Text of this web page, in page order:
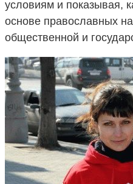
условиям и показывая,
основе православных
общественной и